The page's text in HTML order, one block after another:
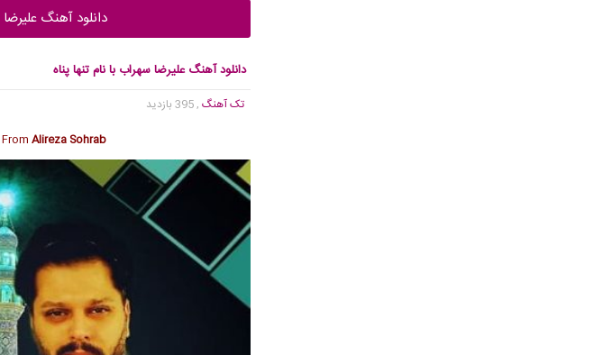
دانلود آهنگ علیرضا
دانلود آهنگ علیرضا سهراب با نام تنها پناه
تک آهنگ, 395 بازدید
FromAlireza Sohrab